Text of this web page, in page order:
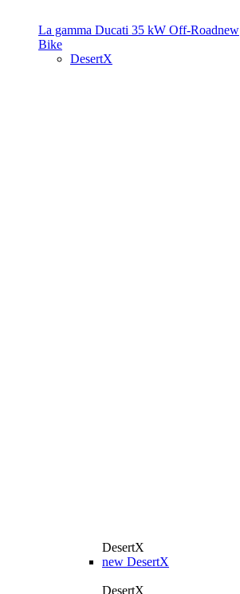
La gamma Ducati 35 kW Off-Roadnew
Bike
DesertX
DesertX
new DesertX
DesertX